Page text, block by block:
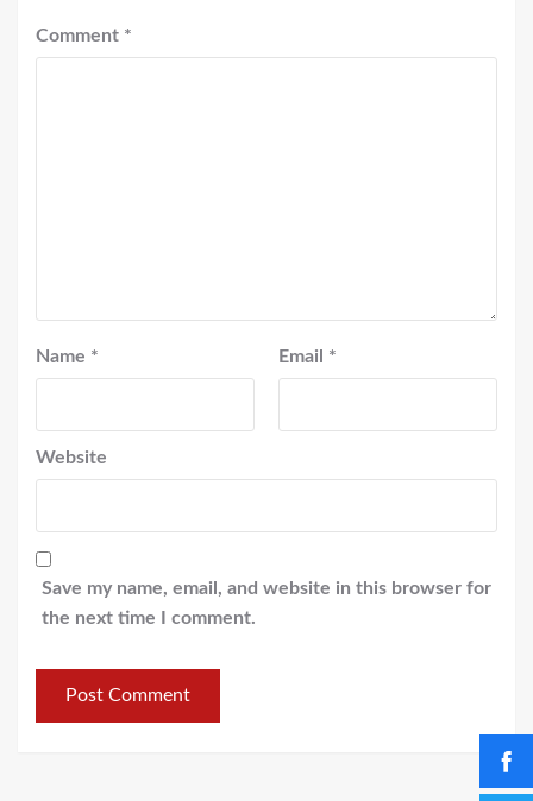
Comment *
Name * Email *
Website
Save my name, email, and website in this browser for
the next time I comment.